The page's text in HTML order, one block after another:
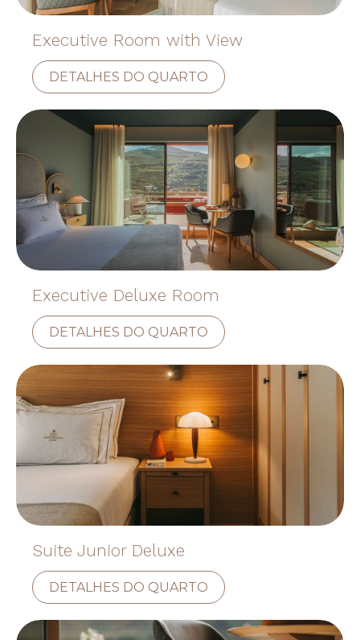
Executive Room with View
DETALHES DO QUARTO
Executive Deluxe Room
DETALHES DO QUARTO
Suite Junior Deluxe
DETALHES DO QUARTO